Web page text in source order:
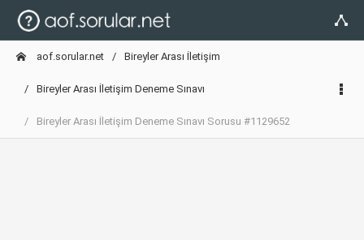
aof.sorular.net Bireyler Arası İletişim
Bireyler Arası İletişim Deneme Sınavı
Bireyler Arası İletişim Deneme Sınavı Sorusu #1129652